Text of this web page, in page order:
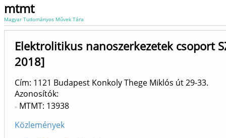
mtmt
Magyar Tudományos Művek Tára
Elektrolitikus nanoszerkezetek csoport
2018]
Cím: 1121 Budapest Konkoly Thege Miklós út 29-33.
Azonosítók
MTMT: 13938
Közlemények